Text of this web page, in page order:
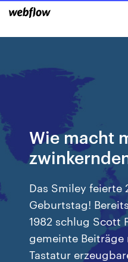
Wie macht
Das Smiley feierte
Geburtstag!
1982 schlug Scott
gemeinte
Tastatur